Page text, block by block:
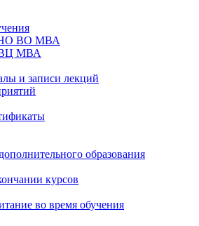
ВО МВА
МВА
и записи лекций
образования
курсов
во время обучения